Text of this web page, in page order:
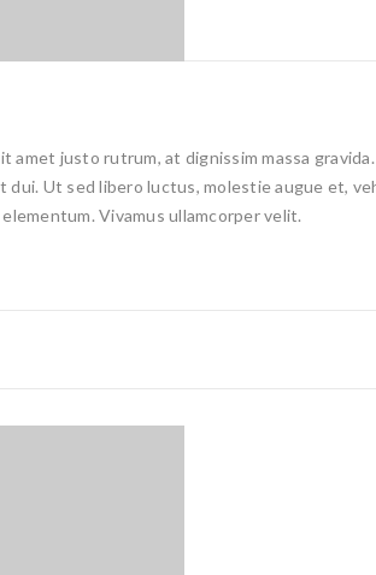
amet justo rutrum, at dignissim massa
Ut sed libero luctus, molestie augue et,
Vivamus ullamcorper velit.